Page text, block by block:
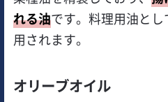
れる油です。料理用油と
用されます。
オリーブオイル